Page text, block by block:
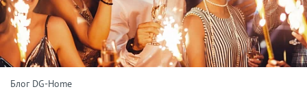
Блог DG-Home